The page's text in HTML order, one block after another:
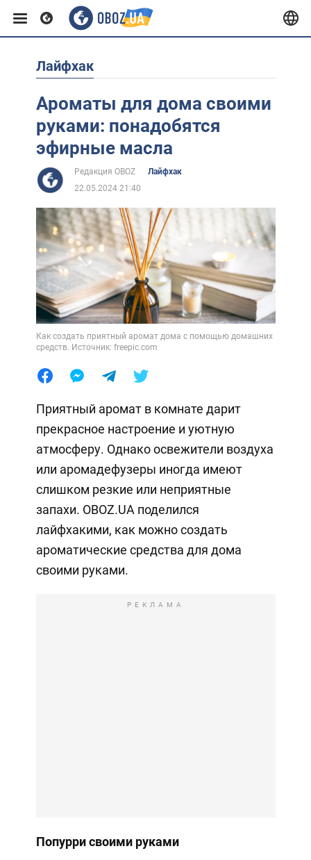
Европа
США
Африка
Жизнь
Лайфхаки
Лайфхак
Ароматы для дома своими
руками: понадобятся
эфирные масла
Редакция OBOZ
Лайфхак
22.05.2024 21:40
Как создать приятный аромат дома с помощью домашних
средств. Источник: freepic.com
Приятный аромат в комнате дарит
прекрасное настроение и уютную
атмосферу. Однако освежители воздуха
или аромадефузеры иногда имеют
слишком резкие или неприятные
запахи. OBOZ.UA поделился
лайфхакими, как можно создать
ароматические средства для дома
своими руками.
РЕКЛАМА
Попурри своими руками